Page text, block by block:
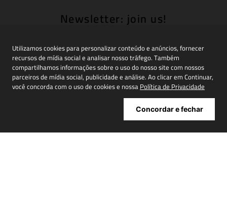
Utilizamos cookies para personalizar conteúdo e anúncios, fornecer
recursos de mídia social e analisar nosso tráfego. Também
compartilhamos informações sobre o uso do nosso site com nossos
parceiros de mídia social, publicidade e análise. Ao clicar em Continuar,
você concorda com o uso de cookies e nossaPolítica de Privacidade
Concordar e fechar
Newsletter: join us!
novidades, promoções e muito mais